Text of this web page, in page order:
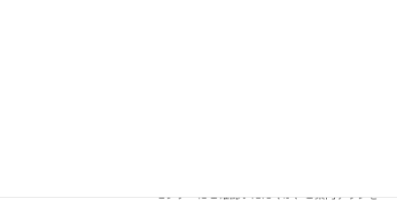
センターにご確認いただくか、ご案内チラシを